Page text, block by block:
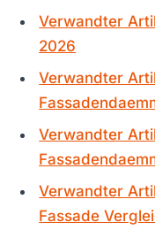
Verwandter
2026
Verwandter
Verwandter
Verwandter
Fassade